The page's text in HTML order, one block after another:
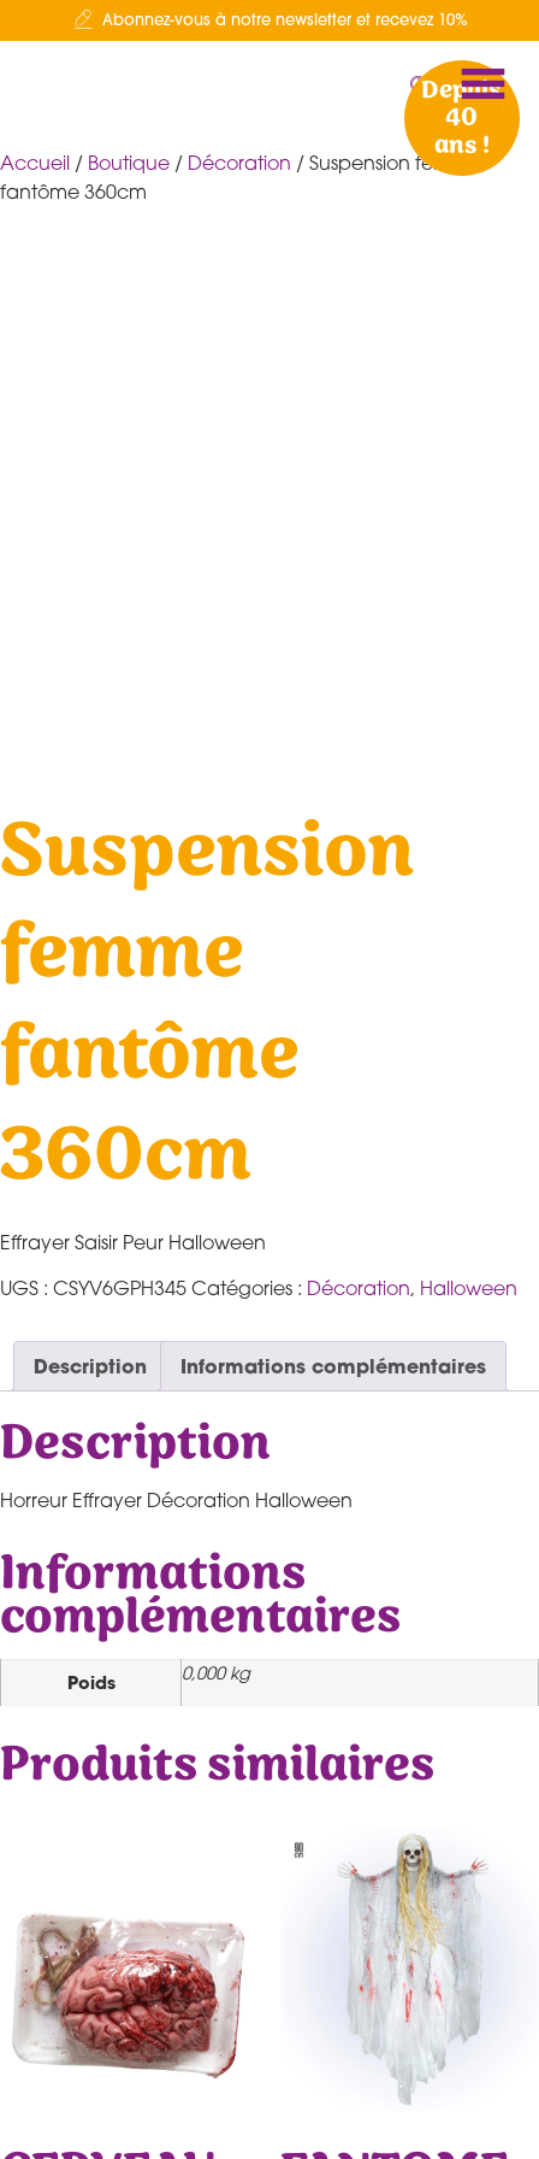
Abonnez-vous à notre newsletter et recevez 10%
Depuis
40
ans !
Accueil / Boutique / Décoration / Suspension femme
fantôme 360cm
Suspension
femme
fantôme
360cm
Effrayer Saisir Peur Halloween
UGS : CSYV6GPH345 Catégories : Décoration, Halloween
Description Informations complémentaires
Description
Horreur Effrayer Décoration Halloween
Informations
complémentaires
Poids 0,000 kg
Produits similaires